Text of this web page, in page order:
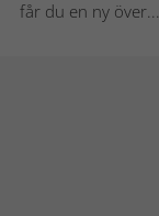
får du en ny över...